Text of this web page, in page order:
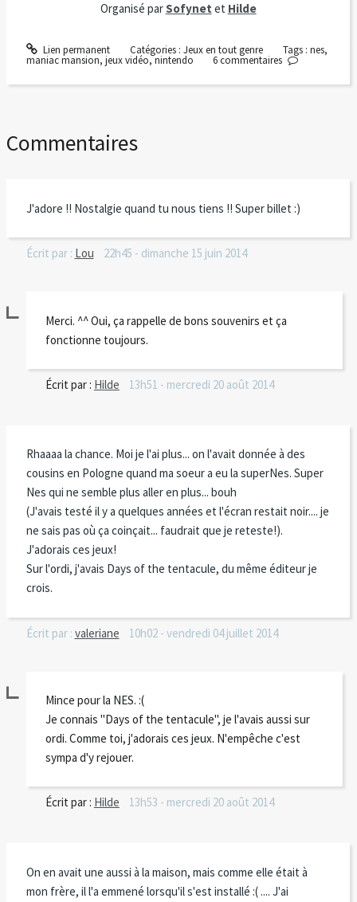
Organisé parSofynet et Hilde
Lien permanent Catégories : Jeux en tout genre Tags : nes,
maniac mansion, jeux vidéo,nintendo 6commentaires
Commentaires
J'adore !! Nostalgie quand tu nous tiens !! Super billet :)
Écrit par : Lou 22h45 - dimanche 15 juin 2014
Merci. ^^ Oui, ça rappelle de bons souvenirs et ça
fonctionne toujours.
Écrit par : Hilde 13h51 - mercredi 20 août 2014
Rhaaaa la chance. Moi je l'ai plus... on l'avait donnée à des
cousins en Pologne quand ma soeur a eu la superNes. Super
Nes qui ne semble plus aller en plus... bouh
(J'avais testé il y a quelques années et l'écran restait noir.... je
ne sais pas où ça coinçait... faudrait que je reteste!).
J'adorais ces jeux!
Sur l'ordi, j'avais Days of the tentacule, du même éditeur je
crois.
Écrit par : valeriane 10h02- vendredi 04 juillet 2014
Mince pour la NES. :(
Je connais "Days of the tentacule", je l'avais aussi sur
ordi. Comme toi, j'adorais ces jeux. N'empêche c'est
sympa d'y rejouer.
Écrit par : Hilde 13h53 - mercredi 20 août 2014
On en avait une aussi à la maison, mais comme elle était à
mon frère, il l'a emmené lorsqu'il s'est installé :( .... J'ai